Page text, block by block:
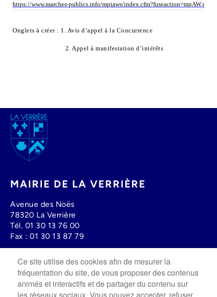
https://www.marches-publics.info/mpiaws/
Onglets à créer : 1. Avis d’appel à la Concurrence
2. Appel à manifestation d’intérêts
Image
MAIRIE DE LA VERRIÈRE
Avenue des Noës
78320 La Verrière
Tél. 01 30 13 76 00
Fax : 01 30 13 87 79
Lundi au mercredi : 08h30 à 12h00 - 13h30 à 17h30
Jeudi : 13h30 à 19h00
Vendredi : 8h30 à 12h00 - 13h30 à 17h
Fermée le Samedi.
Ce site utilise des cookies afin de mesurer la
fréquentation du site, de vous proposer des contenus
animés et interactifs et de partager du contenu sur